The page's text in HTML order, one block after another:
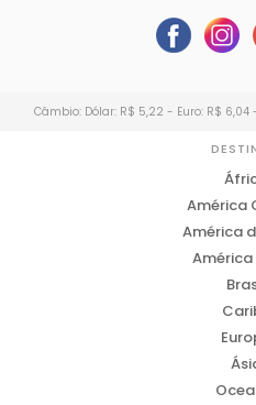
Câmbio: Dólar: R$ 5,22 - Euro: R$
América
América
América